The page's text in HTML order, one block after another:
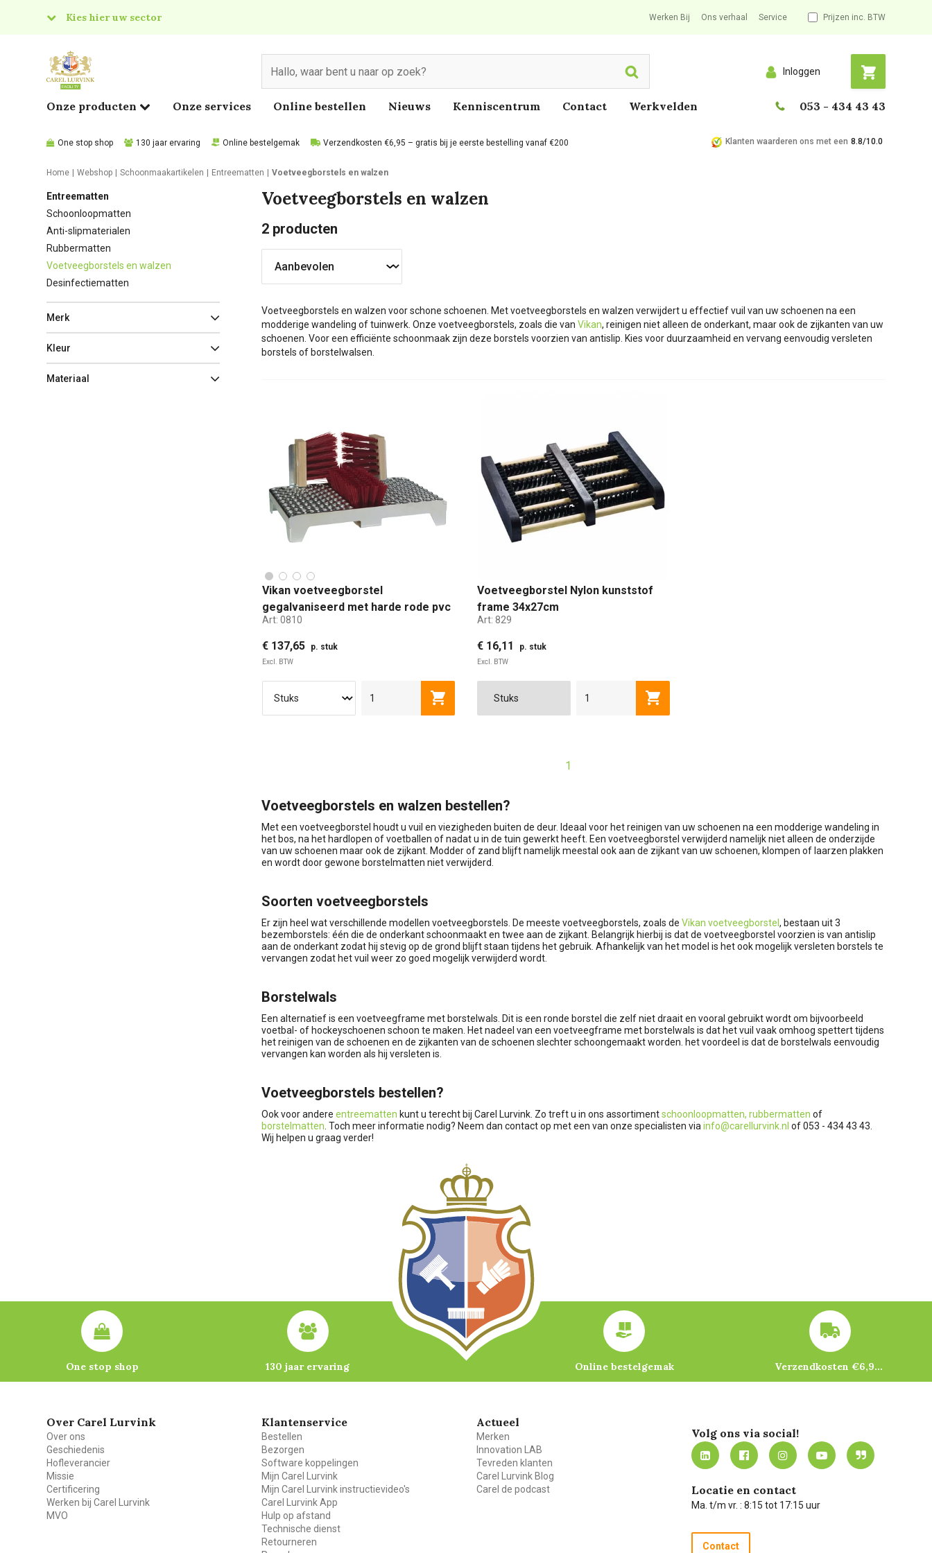
Kies hier uw sector
Food
Werken Bij Ons verhaal Service Prijzen inc. BTW
Search Inloggen
Onze producten Onze services Online bestellen Nieuws Kenniscentrum Contact Werkvelden 053 - 434 43 43
One stop shop 130 jaar ervaring Online bestelgemak Verzendkosten €6,95 – gratis bij je eerste bestelling vanaf €200 Klanten waarderen ons met een 8.8/10.0
Home Webshop Schoonmaakartikelen Entreematten Voetveegborstels en walzen
Entreematten
Schoonloopmatten
Anti-slipmaterialen
Rubbermatten
Voetveegborstels en walzen
Desinfectiematten
Merk
Kleur
Materiaal
Voetveegborstels en walzen
2 producten
Voetveegborstels en walzen voor schone schoenen. Met voetveegborstels en walzen verwijdert u effectief vuil van uw schoenen na een
modderige wandeling of tuinwerk. Onze voetveegborstels, zoals die van Vikan, reinigen niet alleen de onderkant, maar ook de zijkanten van uw
schoenen. Voor een efficiënte schoonmaak zijn deze borstels voorzien van antislip. Kies voor duurzaamheid en vervang eenvoudig versleten
borstels of borstelwalsen.
Vikan voetveegborstel
gegalvaniseerd met harde rode pvc
vezels
Art: 0810
€ 137,65 p. stuk
Excl. BTW
Toevoegen aan winkelwagen
Voetveegborstel Nylon kunststof
frame 34x27cm
Art: 829
€ 16,11 p. stuk
Excl. BTW
Toevoegen aan winkelwagen
1
Voetveegborstels en walzen bestellen?
Met een voetveegborstel houdt u vuil en viezigheden buiten de deur. Ideaal voor het reinigen van uw schoenen na een modderige wandeling in
het bos, na het hardlopen of voetballen of nadat u in de tuin gewerkt heeft. Een voetveegborstel verwijderd namelijk niet alleen de onderzijde
van uw schoenen maar ook de zijkant. Modder of zand blijft namelijk meestal ook aan de zijkant van uw schoenen, klompen of laarzen plakken
en wordt door gewone borstelmatten niet verwijderd.
Soorten voetveegborstels
Er zijn heel wat verschillende modellen voetveegborstels. De meeste voetveegborstels, zoals de Vikan voetveegborstel , bestaan uit 3
bezemborstels: één die de onderkant schoonmaakt en twee aan de zijkant. Belangrijk hierbij is dat de voetveegborstel voorzien is van antislip
aan de onderkant zodat hij stevig op de grond blijft staan tijdens het gebruik. Afhankelijk van het model is het ook mogelijk versleten borstels te
vervangen zodat het vuil weer zo goed mogelijk verwijderd wordt.
Borstelwals
Een alternatief is een voetveegframe met borstelwals. Dit is een ronde borstel die zelf niet draait en vooral gebruikt wordt om bijvoorbeeld
voetbal- of hockeyschoenen schoon te maken. Het nadeel van een voetveegframe met borstelwals is dat het vuil vaak omhoog spettert tijdens
het reinigen van de schoenen en de zijkanten van de schoenen slechter schoongemaakt worden. het voordeel is dat de borstelwals eenvoudig
vervangen kan worden als hij versleten is.
Voetveegborstels bestellen?
Ook voor andere entreematten kunt u terecht bij Carel Lurvink. Zo treft u in ons assortimentschoonloopmatten, rubbermatten of
borstelmatten . Toch meer informatie nodig? Neem dan contact op met een van onze specialisten via info@carellurvink.nl of 053 - 434 43 43.
Wij helpen u graag verder!
One stop shop 130 jaar ervaring Online bestelgemak Verzendkosten €6,95 – gratis bij je eerste bestelling vanaf €200
Over Carel Lurvink
Over ons
Geschiedenis
Hofleverancier
Missie
Certificering
Werken bij Carel Lurvink
MVO
Klantenservice
Bestellen
Bezorgen
Software koppelingen
Mijn Carel Lurvink
Mijn Carel Lurvink instructievideo's
Carel Lurvink App
Hulp op afstand
Technische dienst
Retourneren
Actueel
Merken
Innovation LAB
Tevreden klanten
Carel Lurvink Blog
Carel de podcast
Volg ons via social!
Locatie en contact
Ma. t/m vr. : 8:15 tot 17:15 uur
Contact